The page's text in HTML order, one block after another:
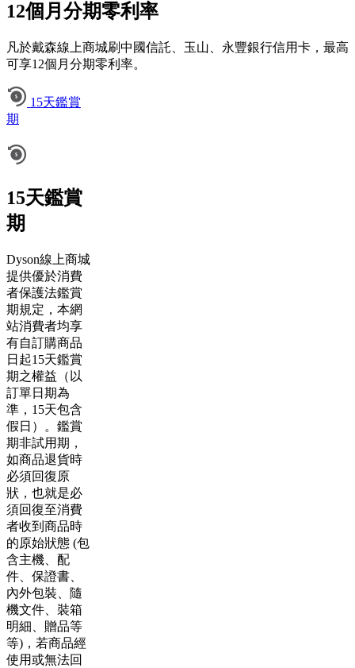
12個月分期零利率
凡於戴森線上商城刷中國信託、玉山、永豐銀行信用卡，最高
可享12個月分期零利率。
15天鑑賞
期
15天鑑賞
期
Dyson線上商城
提供優於消費
者保護法鑑賞
期規定，本網
站消費者均享
有自訂購商品
日起15天鑑賞
期之權益（以
訂單日期為
準，15天包含
假日）。鑑賞
期非試用期，
如商品退貨時
必須回復原
狀，也就是必
須回復至消費
者收到商品時
的原始狀態 (包
含主機、配
件、保證書、
內外包裝、隨
機文件、裝箱
明細、贈品等
等)，若商品經
使用或無法回